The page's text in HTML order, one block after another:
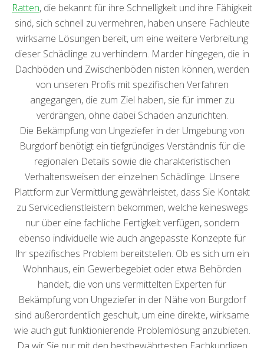
Ratten, die bekannt für ihre Schnelligkeit und ihre Fähigkeit
sind, sich schnell zu vermehren, haben unsere Fachleute
wirksame Lösungen bereit, um eine weitere Verbreitung
dieser Schädlinge zu verhindern. Marder hingegen, die in
Dachböden und Zwischenböden nisten können, werden
von unseren Profis mit spezifischen Verfahren
angegangen, die zum Ziel haben, sie für immer zu
verdrängen, ohne dabei Schaden anzurichten.
Die Bekämpfung von Ungeziefer in der Umgebung von
Burgdorf benötigt ein tiefgründiges Verständnis für die
regionalen Details sowie die charakteristischen
Verhaltensweisen der einzelnen Schädlinge. Unsere
Plattform zur Vermittlung gewährleistet, dass Sie Kontakt
zu Servicedienstleistern bekommen, welche keineswegs
nur über eine fachliche Fertigkeit verfügen, sondern
ebenso individuelle wie auch angepasste Konzepte für
Ihr spezifisches Problem bereitstellen. Ob es sich um ein
Wohnhaus, ein Gewerbegebiet oder etwa Behörden
handelt, die von uns vermittelten Experten für
Bekämpfung von Ungeziefer in der Nähe von Burgdorf
sind außerordentlich geschult, um eine direkte, wirksame
wie auch gut funktionierende Problemlösung anzubieten.